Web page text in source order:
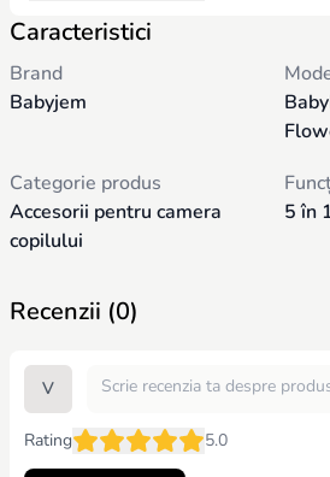
Caracteristici
Brand
Babyjem
Categorie produs
Accesorii pentru camera
copilului
5 în
Recenzii (0)
V
Rating 5.0